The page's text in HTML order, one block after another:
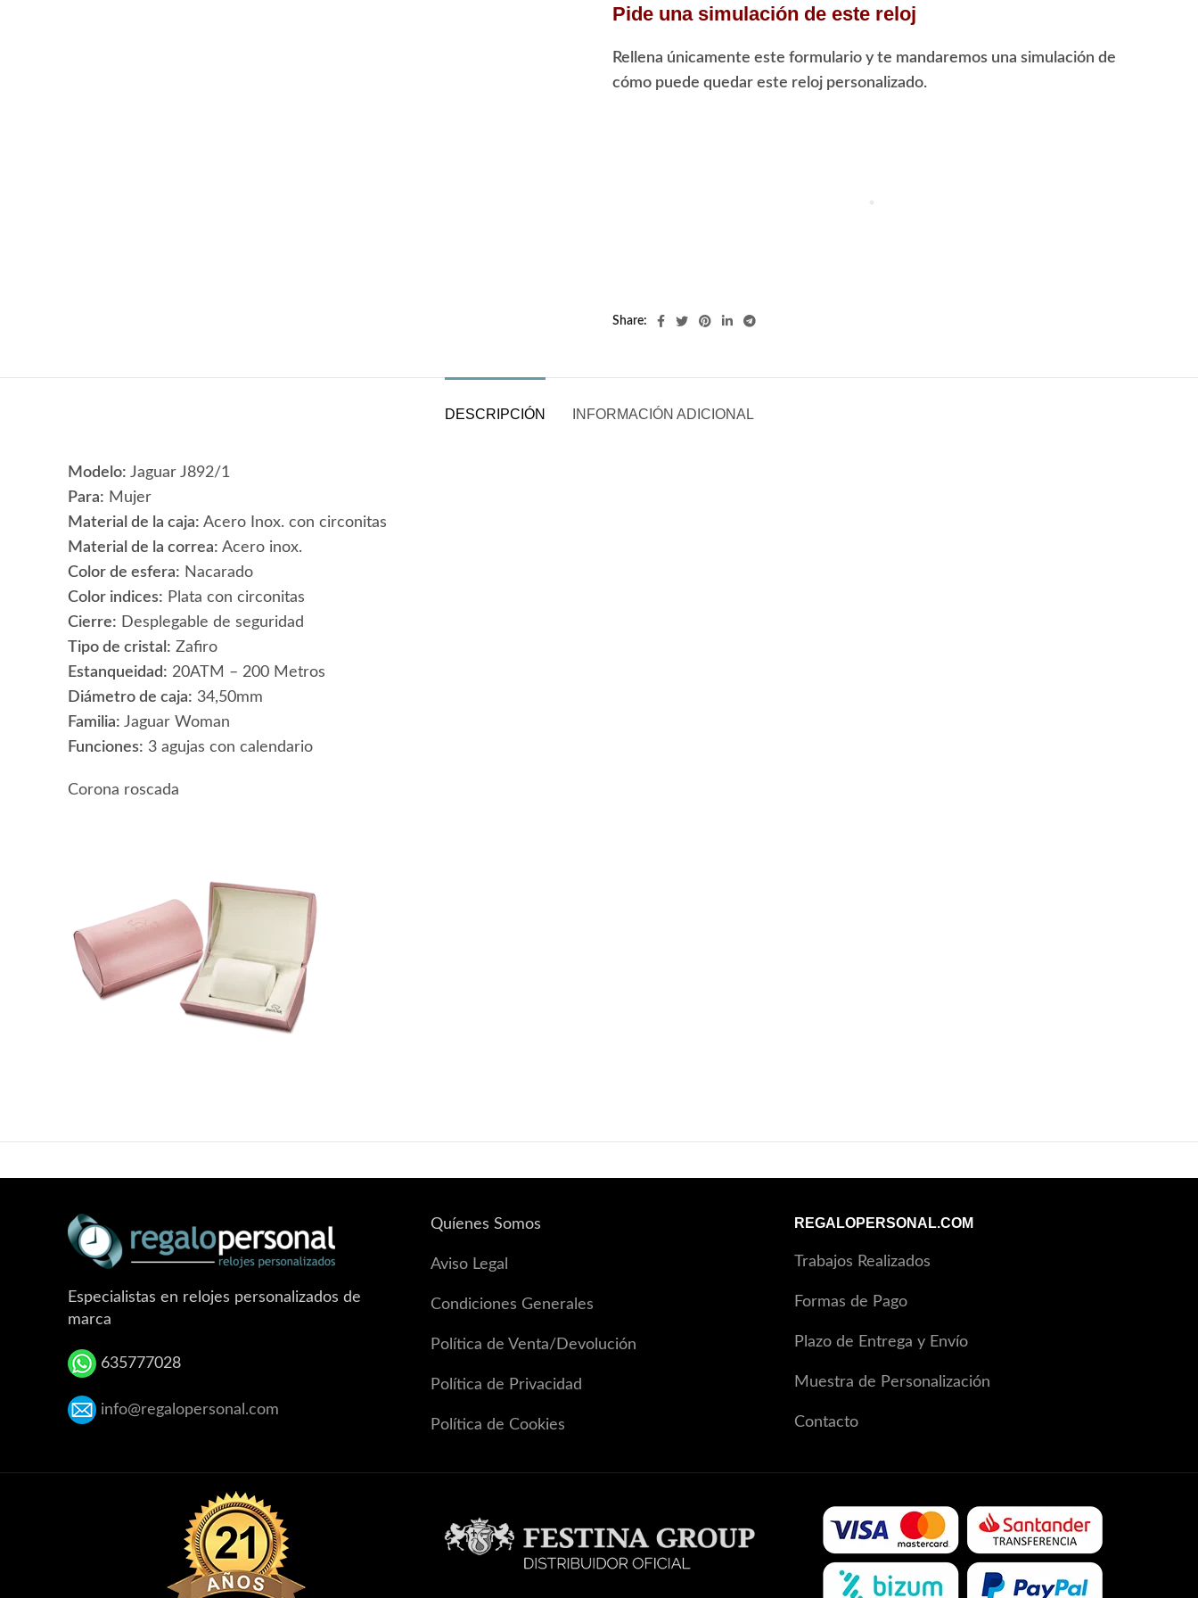
Pide una simulación de este reloj
Rellena únicamente este formulario y te mandaremos una simulación de
cómo puede quedar este reloj personalizado.
Share
DESCRIPCIÓN INFORMACIÓN ADICIONAL
Modelo: Jaguar J892/1
Para: Mujer
Material de la caja: Acero Inox. con circonitas
Material de la correa: Acero inox.
Color de esfera: Nacarado
Color indices: Plata con circonitas
Cierre: Desplegable de seguridad
Tipo de cristal: Zafiro
Estanqueidad: 20ATM – 200 Metros
Diámetro de caja: 34,50mm
Familia: Jaguar Woman
Funciones: 3 agujas con calendario
Corona roscada
Especialistas en relojes personalizados de
marca
635777028
info@regalopersonal.com
Quíenes Somos
Aviso Legal
Condiciones Generales
Política de Venta/Devolución
Política de Privacidad
Política de Cookies
REGALOPERSONAL.COM
Trabajos Realizados
Formas de Pago
Plazo de Entrega y Envío
Muestra de Personalización
Contacto